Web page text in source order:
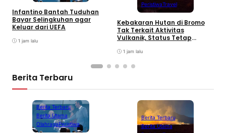
Infantino Bantah Tuduhan
Bayar Selingkuhan agar
Keluar dari UEFA
1 jam lalu
PeristiwaTravel
Kebakaran Hutan di Bromo
Tak Terkait Aktivitas
Vulkanik, Status Tetap
1 jam lalu
Berita Terbaru
Berita Terbaru
Berita Utama
OlahragaPeristiwa
Berita Terbaru
Berita Utama